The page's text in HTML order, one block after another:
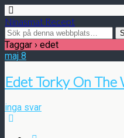
Ninasmat Recept
Taggar › edet
maj 8
Edet Torky On The
inga svar